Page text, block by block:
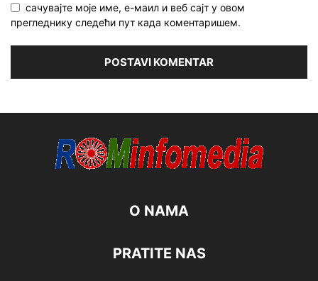
сачувајте моје име, е-маил и веб сајт у овом
прегледнику следећи пут када коментаришем.
O NAMA
PRATITE NAS